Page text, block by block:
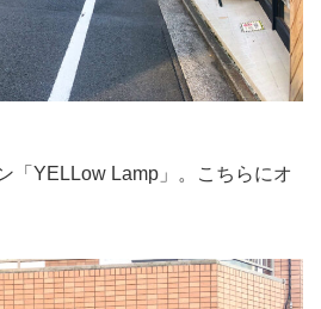
「YELLow Lamp」。こちらにオ